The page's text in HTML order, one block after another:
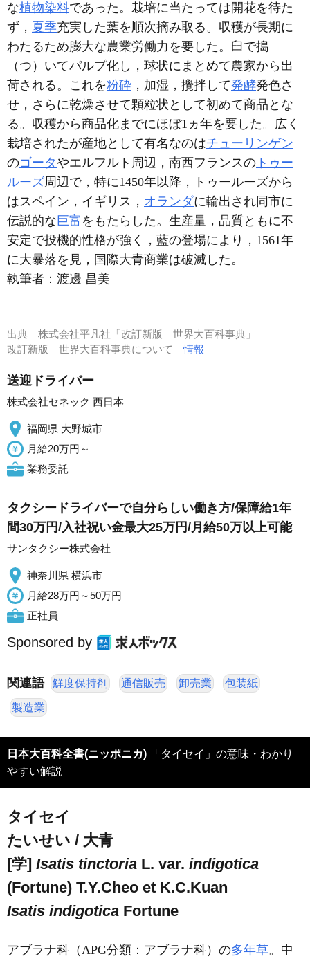
な植物染料であった。栽培に当たっては開花を待た
ず， 夏季充実した葉を順次摘み取る。収穫が長期に
わたるため膨大な農業労働力を要した。臼で搗
（つ）いてパルプ化し，球状にまとめて農家から出
荷される。これを粉砕 ，加湿，攪拌して発酵発色さ
せ，さらに乾燥させて顆粒状として初めて商品とな
る。収穫から商品化までにほぼ1ヵ年を要した。広く
栽培されたが産地として有名なのはチューリンゲン
のゴータやエルフルト周辺，南西フランスの トゥー
ルーズ周辺で，特に1450年以降，トゥールーズから
はスペイン，イギリス， オランダに輸出され同市に
伝説的な 巨富 をもたらした。生産量，品質ともに不
安定で投機的性格が強く，藍の登場により，1561年
に大暴落を見，国際大青商業は破滅した。
執筆者： 渡邊 昌美
出典 株式会社平凡社「改訂新版 世界大百科事典」
改訂新版 世界大百科事典について情報
送迎ドライバー
株式会社セネック 西日本
福岡県 大野城市
月給20万円～
業務委託
タクシードライバーで自分らしい働き方/保障給1年
間30万円/入社祝い金最大25万円/月給50万以上可能
サンタクシー株式会社
神奈川県 横浜市
月給28万円～50万円
正社員
Sponsored by
関連語 鮮度保持剤 通信販売 卸売業 包装紙
製造業
日本大百科全書(ニッポニカ) 「タイセイ」の意味・わかり
やすい解説
タイセイ
たいせい / 大青
[学] Isatis tinctoria L. var. indigotica
(Fortune) T.Y.Cheo et K.C.Kuan
Isatis indigotica Fortune
アブラナ科（APG分類：アブラナ科）の多年草。中